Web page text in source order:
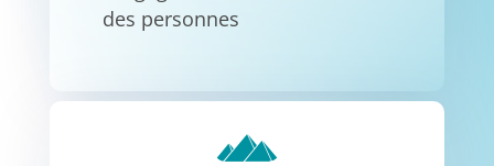
des personnes